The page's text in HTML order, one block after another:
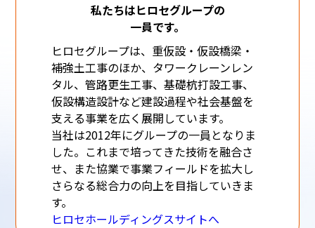
私たちはヒロセグループの
一員です。
ヒロセグループは、重仮設・仮設橋梁・
補強土工事のほか、タワークレーンレン
タル、管路更生工事、基礎杭打設工事、
仮設構造設計など建設過程や社会基盤を
支える事業を広く展開しています。
当社は2012年にグループの一員となりま
した。これまで培ってきた技術を融合さ
せ、また協業で事業フィールドを拡大し
さらなる総合力の向上を目指していきま
す。
ヒロセホールディングスサイトへ